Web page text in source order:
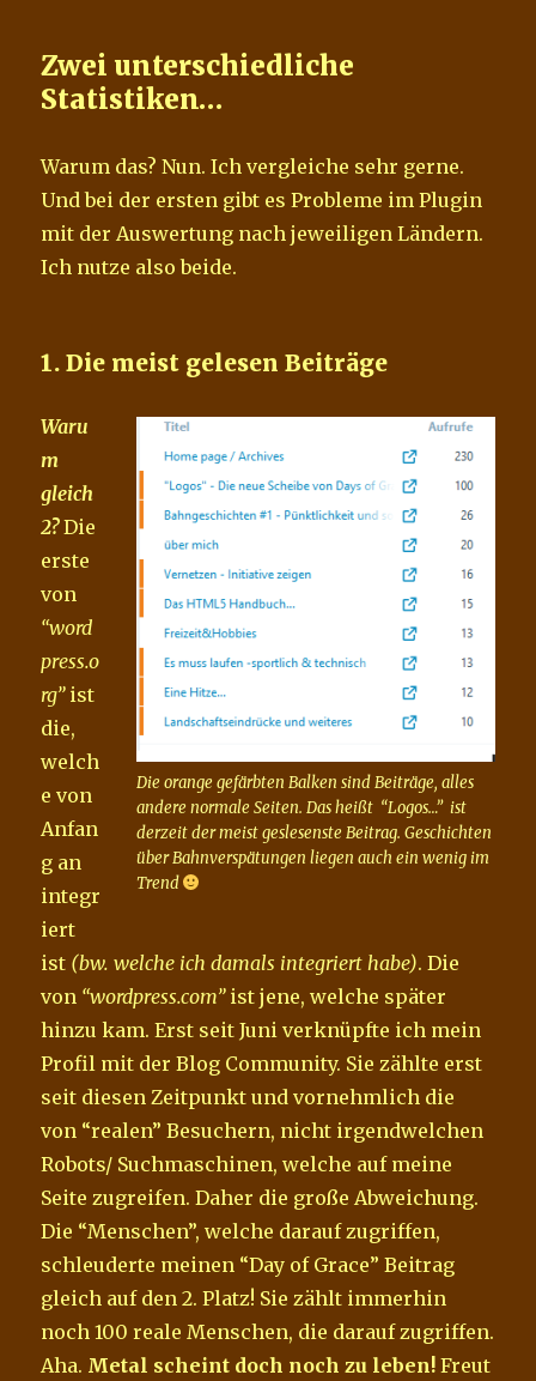
Zwei unterschiedliche
Statistiken…
Warum das? Nun. Ich vergleiche sehr gerne.
Und bei der ersten gibt es Probleme im Plugin
mit der Auswertung nach jeweiligen Ländern.
Ich nutze also beide.
1. Die meist gelesen Beiträge
Die orange gefärbten Balken sind Beiträge, alles
andere normale Seiten. Das heißt “Logos…” ist
derzeit der meist geslesenste Beitrag. Geschichten
über Bahnverspätungen liegen auch ein wenig im
Trend
Waru
m
gleich
2?Die
erste
von
“word
press.o
rg”ist
die,
welch
e von
Anfan
g an
integr
iert
ist (bw. welche ich damals integriert habe). Die
von “wordpress.com”ist jene, welche später
hinzu kam. Erst seit Juni verknüpfte ich mein
Profil mit der Blog Community. Sie zählte erst
seit diesen Zeitpunkt und vornehmlich die
von “realen” Besuchern, nicht irgendwelchen
Robots/ Suchmaschinen, welche auf meine
Seite zugreifen. Daher die große Abweichung.
Die “Menschen”, welche darauf zugriffen,
schleuderte meinen “Day of Grace” Beitrag
gleich auf den 2. Platz! Sie zählt immerhin
noch 100 reale Menschen, die darauf zugriffen.
Aha. Metal scheint doch noch zu leben! Freut